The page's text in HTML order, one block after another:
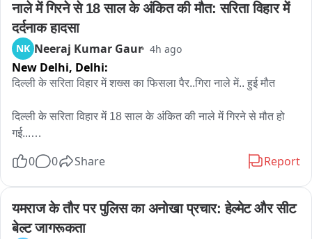
नाले में गिरने से 18 साल के अंकित की मौत: सरिता विहार में
दर्दनाक हादसा
NK Neeraj Kumar Gaur 4h ago
New Delhi, Delhi:
दिल्ली के सरिता विहार में शख्स का फिसला पैर..गिरा नाले में.. हुई मौत
दिल्ली के सरिता विहार में 18 साल के अंकित की नाले में गिरने से मौत हो
गई...
जा रहा था..तभी नाले की पुलिया को क्रोस करने के बाद.. पानी का फ्लो
वो नाले में पानी के बहाव के साथ बह गया..
0 0 Share Report
यमराज के तौर पर पुलिस का अनोखा प्रचार: हेल्मेट और सीट
बेल्ट जागरूकता